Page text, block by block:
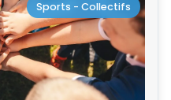
Sports - Collectifs